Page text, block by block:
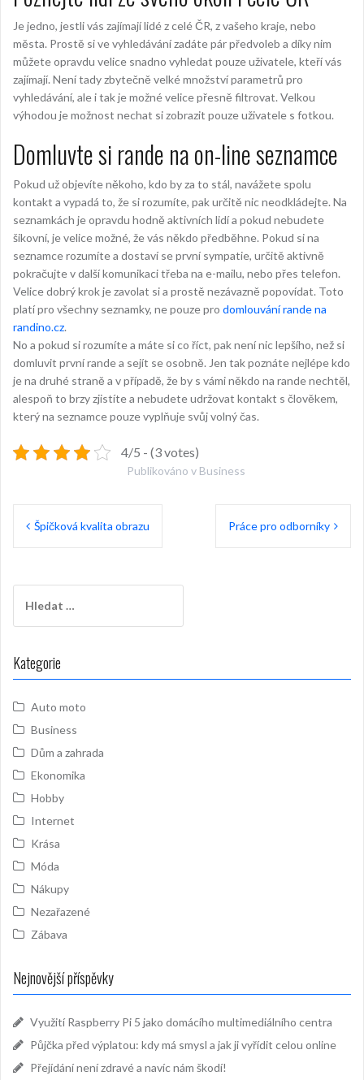
Je jedno, jestli vás zajímajílidé z celé ČR, z vašeho kraje, nebo
města. Prostě si ve vyhledávání zadáte pár předvoleb a díky nim
můžete opravdu velice snadno vyhledat pouze uživatele, kteří vás
zajímají. Není tady zbytečně velké množství parametrů pro
vyhledávání, ale i tak je možné velice přesně filtrovat. Velkou
výhodou je možnost nechat si zobrazit pouze uživatele s fotkou.
Domluvte si rande na on-line seznamce
Pokud už objevíte někoho, kdo by za to stál, navážete spolu
kontakt a vypadá to, že si rozumíte, pak určitě nic neodkládejte. Na
seznamkách je opravdu hodně aktivních lidí a pokud nebudete
šikovní, je velice možné, že vás někdo předběhne. Pokud si na
seznamce rozumíte a dostaví se první sympatie, určitě aktivně
pokračujte v další komunikaci třeba na e-mailu, nebo přes telefon.
Velice dobrý krok je zavolat si a prostě nezávazně popovídat. Toto
platí pro všechny seznamky, ne pouze pro domlouvánírande na
randino.cz.
No a pokud si rozumíte a máte si co říct, pak není nic lepšího, než si
domluvit první rande a sejít se osobně. Jen tak poznáte nejlépe kdo
je na druhé straně a v případě, že by s vámi někdo na rande nechtěl,
alespoň to brzy zjistíte a nebudete udržovat kontakt s člověkem,
který na seznamce pouze vyplňuje svůj volný čas.
4/5 - (3 votes)
Publikováno v Business
Navigace
Špičková kvalita obrazu Práce pro odborníky
Kategorie
Auto moto
Business
Dům a zahrada
Ekonomika
Hobby
Internet
Krása
Móda
Nákupy
Nezařazené
Zábava
Nejnovější příspěvky
Využití Raspberry Pi 5 jako domácího multimediálního centra
Půjčka před výplatou: kdy má smysl a jak ji vyřídit celou online
Přejídání není zdravé a navíc nám škodí!